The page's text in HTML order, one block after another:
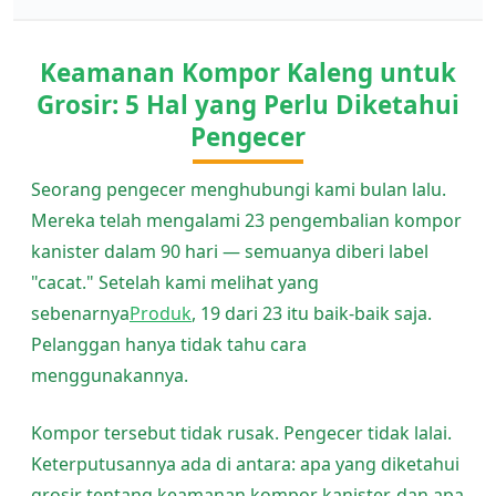
Keamanan Kompor Kaleng untuk
Grosir: 5 Hal yang Perlu Diketahui
Pengecer
Seorang pengecer menghubungi kami bulan lalu.
Mereka telah mengalami 23 pengembalian kompor
kanister dalam 90 hari — semuanya diberi label
"cacat." Setelah kami melihat yang
sebenarnyaProduk, 19 dari 23 itu baik-baik saja.
Pelanggan hanya tidak tahu cara
menggunakannya.
Kompor tersebut tidak rusak. Pengecer tidak lalai.
Keterputusannya ada di antara: apa yang diketahui